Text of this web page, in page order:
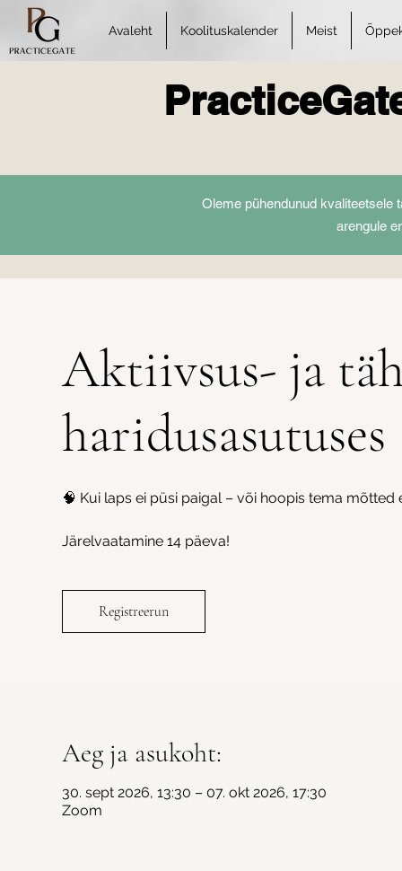
Avaleht Koolituskalender Meist
Oleme pühendunud kvaliteetsele
arengule
Aktiivsus- ja
haridusasutuses
🧠 Kui laps ei püsi paigal – või hoopis tema mõtted
Järelvaatamine 14 päeva!
Registreerun
Aeg ja asukoht:
30. sept 2026, 13:30 – 07. okt 2026, 17:30
Zoom